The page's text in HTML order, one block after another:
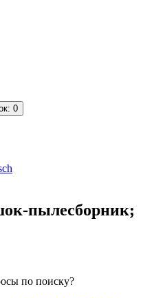
: 0
пылесборник;
по поиску?